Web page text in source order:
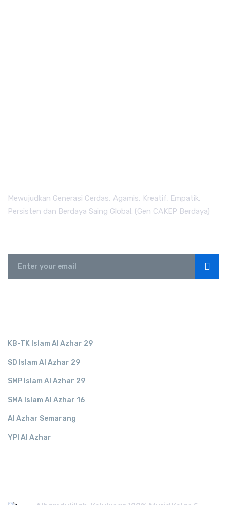
Mewujudkan Generasi Cerdas, Agamis, Kreatif, Empatik,
Persisten dan Berdaya Saing Global. (Gen CAKEP Berdaya)
KB-TK Islam Al Azhar 29
SD Islam Al Azhar 29
SMP Islam Al Azhar 29
SMA Islam Al Azhar 16
Al Azhar Semarang
YPI Al Azhar